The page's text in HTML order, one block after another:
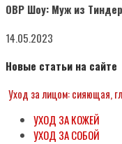
ОВР Шоу: Муж из
14.05.2023
Новые статьи на сайте
Уход за лицом: сияющая,
УХОД ЗА КОЖЕЙ
УХОД ЗА СОБОЙ